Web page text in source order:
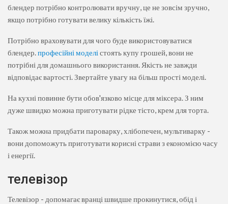
блендер потрібно контролювати вручну, це не зовсім зручно,
якщо потрібно готувати велику кількість їжі.
Потрібно враховувати для чого буде використовуватися
блендер.професійні моделі стоять купу грошей, вони не
потрібні для домашнього використання. Якість не завжди
відповідає вартості. Звертайте увагу на більш прості моделі.
На кухні повинне бути обов'язково місце для міксера. З ним
дуже швидко можна приготувати рідке тісто, крем для торта.
Також можна придбати пароварку, хлібопечен, мультиварку -
вони допоможуть приготувати корисні страви з економією часу
і енергії.
телевізор
Телевізор - допомагає вранці швидше прокинутися, обід і